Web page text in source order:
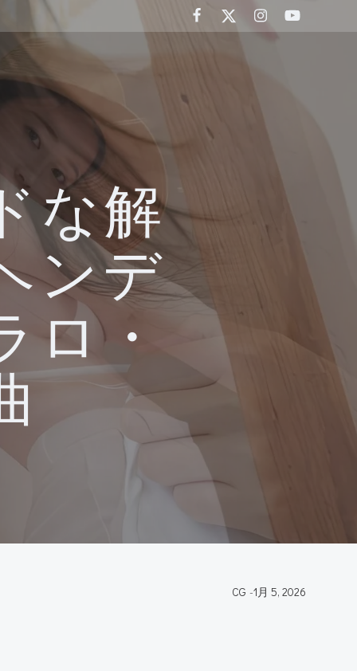
な解
ンデ
・
CG -1月 5, 2026